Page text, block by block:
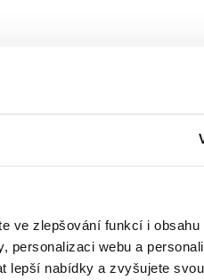
ve zlepšování funkcí i
webu a
lepší nabídky a zvyšujete